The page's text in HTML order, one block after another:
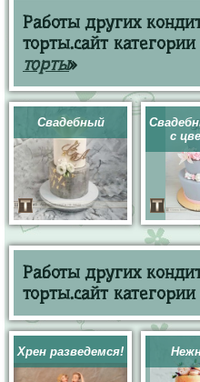
Работы других
торты.сайт категории
торты»
Свадебный
с
Работы других
торты.сайт категории
Хрен разведемся!